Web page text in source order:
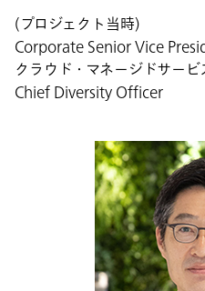
(プロジェクト当時)
Corporate Senior Vice
クラウド・マネージドサー
Chief Diversity Officer